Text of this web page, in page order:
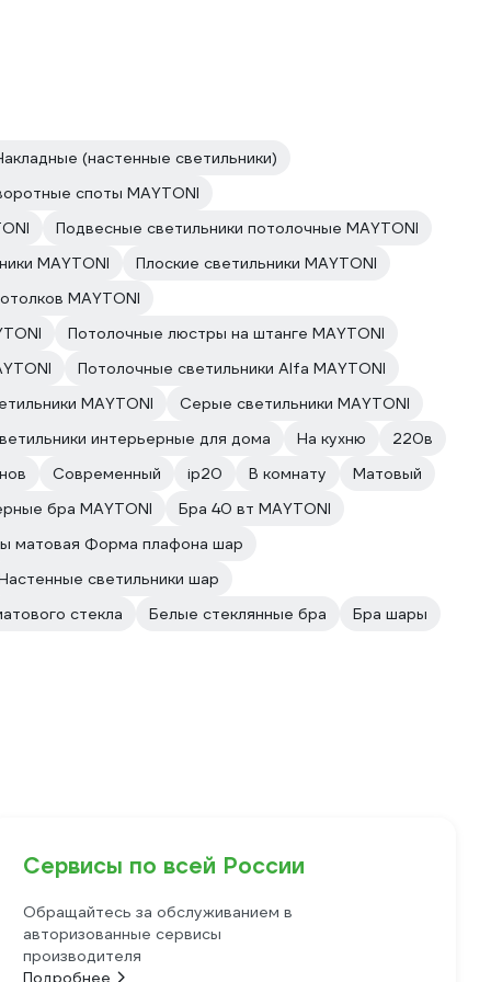
(настенные светильники)
споты MAYTONI
Подвесные светильники потолочные MAYTONI
MAYTONI
Плоские светильники MAYTONI
MAYTONI
Потолочные люстры на штанге MAYTONI
Потолочные светильники Alfa MAYTONI
MAYTONI
Серые светильники MAYTONI
интерьерные для дома
На кухню
220в
Современный ip20 В комнату
Матовый
бра MAYTONI
Бра 40 вт MAYTONI
матовая Форма плафона шар
светильники шар
стекла
Белые стеклянные бра Бра шары
Сервисы по всей России
Обращайтесь за обслуживанием в
авторизованные сервисы
производителя
Подробнее